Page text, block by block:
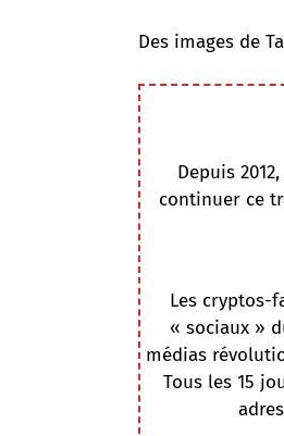
Des images de
Depuis
continuer ce
Les cryptos-
« sociaux »
médias
Tous les 15